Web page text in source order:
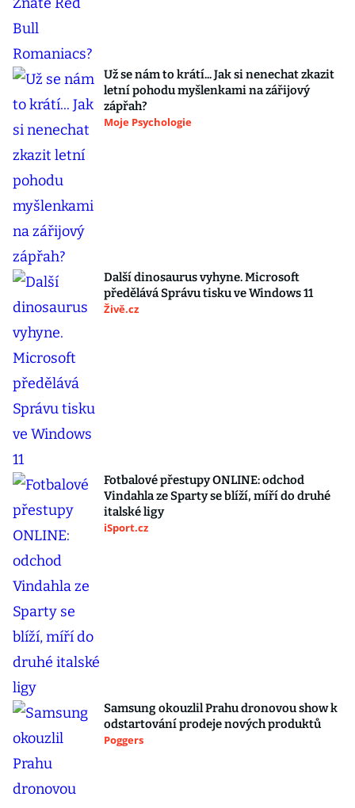
Už se nám to krátí... Jak si nenechat zkazit
letní pohodu myšlenkami na zářijový
zápřah?
Moje Psychologie
Další dinosaurus vyhyne. Microsoft
předělává Správu tisku ve Windows 11
Živě.cz
Fotbalové přestupy ONLINE: odchod
Vindahla ze Sparty se blíží, míří do druhé
italské ligy
iSport.cz
Samsung okouzlil Prahu dronovou show k
odstartování prodeje nových produktů
Poggers